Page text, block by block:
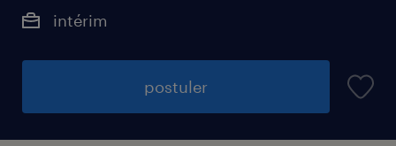
intérim
postuler